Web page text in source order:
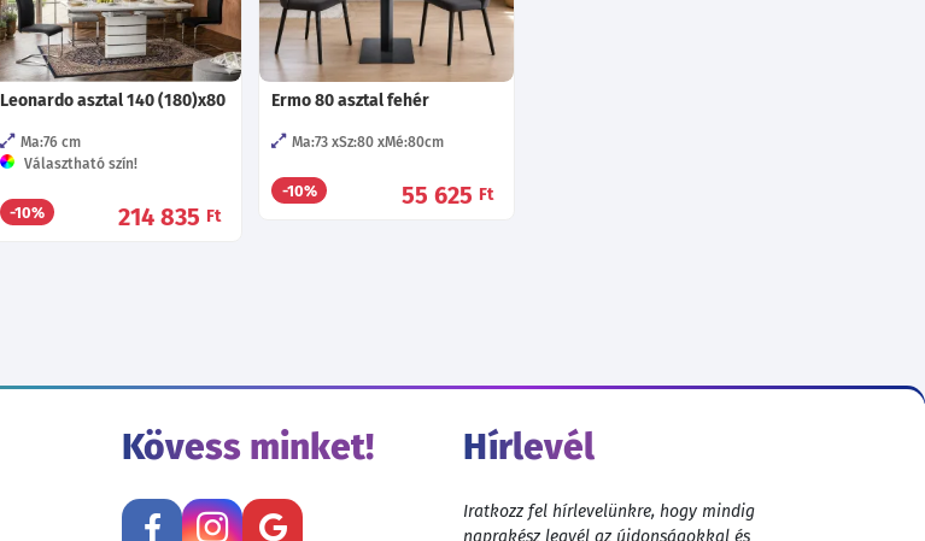
Leonardo asztal 140 (180)x80
Ma:76cm
Választható szín!
-10% 214 835 Ft
Ermo 80 asztal fehér
Ma:73 Sz:80 Mé:80cm
-10% 55 625 Ft
Kövess minket! Hírlevél
Iratkozz fel hírlevelünkre, hogy mindig
naprakész legyél az újdonságokkal és